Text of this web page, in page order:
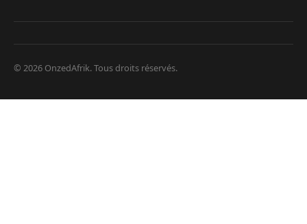
© 2026 OnzedAfrik. Tous droits réservés.